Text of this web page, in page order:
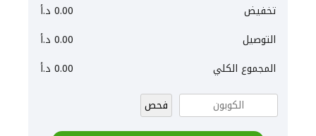
تخفيض
0.00 د.أ
التوصيل
0.00 د.أ
المجموع الكلي
0.00 د.أ
فحص